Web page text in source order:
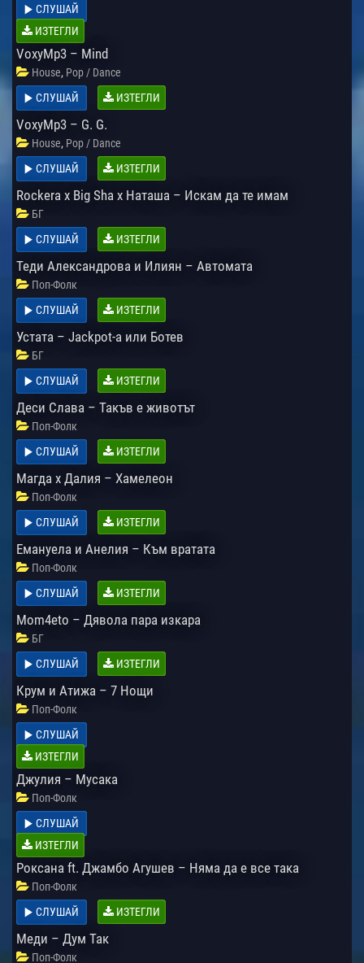
СЛУШАЙ
ИЗТЕГЛИ
VoxyMp3 – Mind
House, Pop / Dance
СЛУШАЙ
ИЗТЕГЛИ
VoxyMp3 – G. G.
House, Pop / Dance
СЛУШАЙ
ИЗТЕГЛИ
Rockera x Big Sha x Наташа – Искам да те имам
БГ
СЛУШАЙ
ИЗТЕГЛИ
Теди Александрова и Илиян – Автомата
Поп-Фолк
СЛУШАЙ
ИЗТЕГЛИ
Устата – Jackpot-a или Ботев
БГ
СЛУШАЙ
ИЗТЕГЛИ
Деси Слава – Такъв е животът
Поп-Фолк
СЛУШАЙ
ИЗТЕГЛИ
Магда х Далия – Хамелеон
Поп-Фолк
СЛУШАЙ
ИЗТЕГЛИ
Емануела и Анелия – Към вратата
Поп-Фолк
СЛУШАЙ
ИЗТЕГЛИ
Mom4eto – Дявола пара изкара
БГ
СЛУШАЙ
ИЗТЕГЛИ
Крум и Атижа – 7 Нощи
Поп-Фолк
СЛУШАЙ
ИЗТЕГЛИ
Джулия – Мусака
Поп-Фолк
СЛУШАЙ
ИЗТЕГЛИ
Роксана ft. Джамбо Агушев – Няма да е все така
Поп-Фолк
СЛУШАЙ
ИЗТЕГЛИ
Меди – Дум Так
Поп-Фолк